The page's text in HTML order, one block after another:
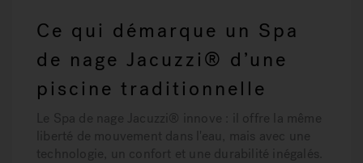
Ce qui démarque un Spa
de nage Jacuzzi® d’une
piscine traditionnelle
Le Spa de nage Jacuzzi®
innove : il offre la même
liberté de mouvement dans l'eau, mais avec
une
technologie, un confort et une durabilité inégalés.